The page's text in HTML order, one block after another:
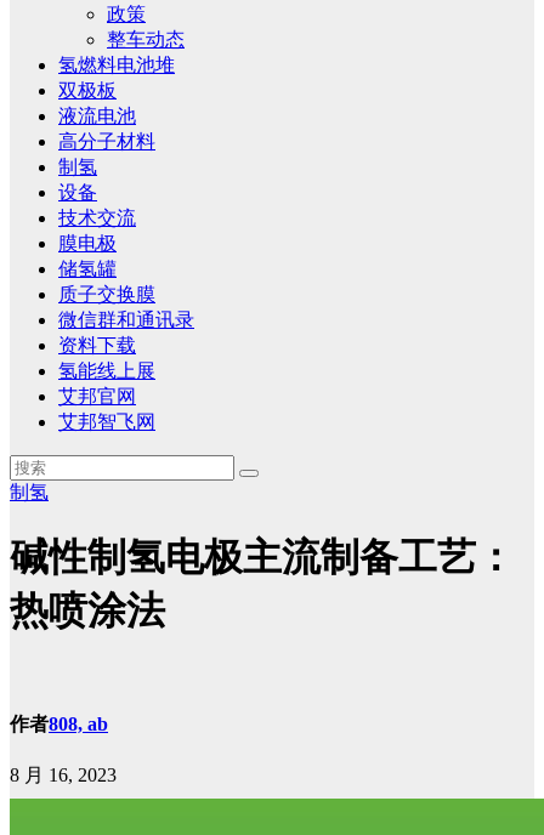
政策
整车动态
氢燃料电池堆
双极板
液流电池
高分子材料
制氢
设备
技术交流
膜电极
储氢罐
质子交换膜
微信群和通讯录
资料下载
氢能线上展
艾邦官网
艾邦智飞网
制氢
碱性制氢电极主流制备工艺：
热喷涂法
作者808, ab
8 月 16, 2023